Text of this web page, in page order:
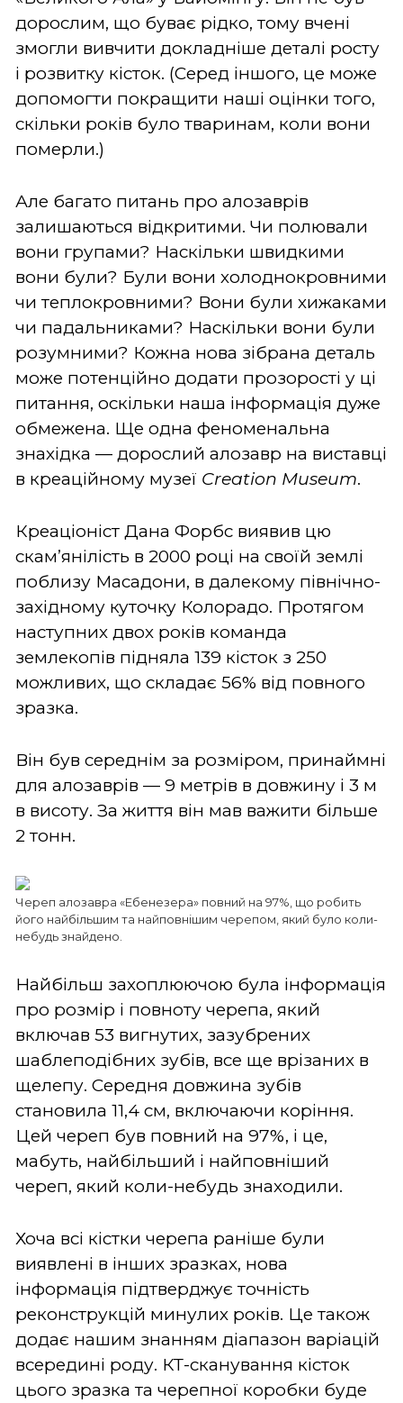
дорослим, що буває рідко, тому вчені
змогли вивчити докладніше деталі росту
і розвитку кісток. (Серед іншого, це може
допомогти покращити наші оцінки того,
скільки років було тваринам, коли вони
померли.)
Але багато питань про алозаврів
залишаються відкритими. Чи полювали
вони групами? Наскільки швидкими
вони були? Були вони холоднокровними
чи теплокровними? Вони були хижаками
чи падальниками? Наскільки вони були
розумними? Кожна нова зібрана деталь
може потенційно додати прозорості у ці
питання, оскільки наша інформація дуже
обмежена. Ще одна феноменальна
знахідка — дорослий алозавр на виставці
в креаційному музеї Creation Museum.
Креаціоніст Дана Форбс виявив цю
скам’янілість в 2000 році на своїй землі
поблизу Масадони, в далекому північно-
західному куточку Колорадо. Протягом
наступних двох років команда
землекопів підняла 139 кісток з 250
можливих, що складає 56% від повного
зразка.
Він був середнім за розміром, принаймні
для алозаврів — 9 метрів в довжину і 3 м
в висоту. За життя він мав важити більше
2 тонн.
Череп алозавра «Ебенезера» повний на 97%, що робить
його найбільшим та найповнішим черепом, який було коли-
небудь знайдено.
Найбільш захоплюючою була інформація
про розмір і повноту черепа, який
включав 53 вигнутих, зазубрених
шаблеподібних зубів, все ще врізаних в
щелепу. Середня довжина зубів
становила 11,4 см, включаючи коріння.
Цей череп був повний на 97%, і це,
мабуть, найбільший і найповніший
череп, який коли-небудь знаходили.
Хоча всі кістки черепа раніше були
виявлені в інших зразках, нова
інформація підтверджує точність
реконструкцій минулих років. Це також
додає нашим знанням діапазон варіацій
всередині роду. КТ-сканування кісток
цього зразка та черепної коробки буде